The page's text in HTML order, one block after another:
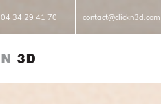
04 34 29 41 70 contact@clickn3d.com